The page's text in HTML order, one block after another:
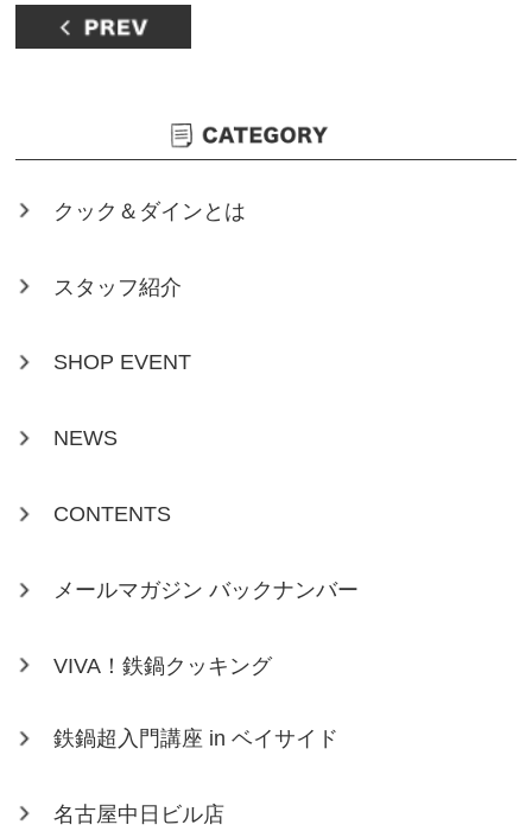
クック＆ダインとは
スタッフ紹介
SHOP EVENT
NEWS
CONTENTS
メールマガジン バックナンバー
VIVA！鉄鍋クッキング
鉄鍋超入門講座 in ベイサイド
名古屋中日ビル店